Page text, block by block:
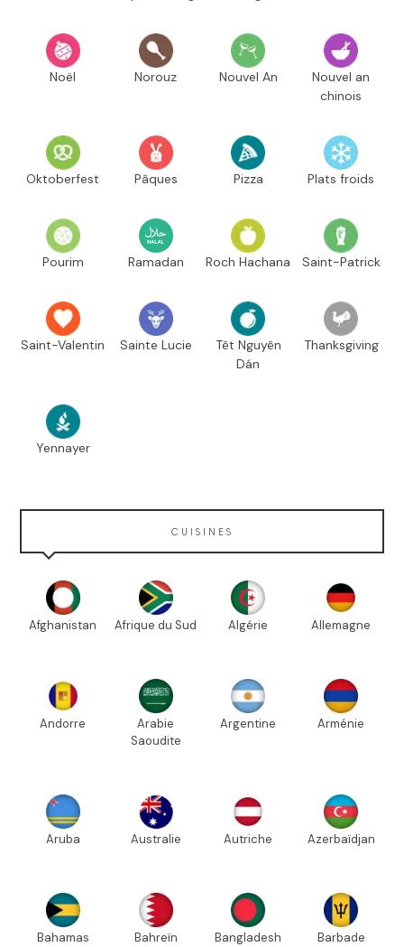
Noël Norouz Nouvel An
Nouvel an
chinois
Oktoberfest Pâques Pizza Plats froids
Pourim Ramadan Roch Hachana Saint-Patrick
Saint-Valentin Sainte Lucie
Têt Nguyên
Dán
Thanksgiving
Yennayer
CUISINES
Afghanistan Afrique du Sud Algérie Allemagne
Andorre
Arabie
Saoudite
Argentine Arménie
Aruba Australie Autriche Azerbaïdjan
Bahamas Bahreïn Bangladesh Barbade